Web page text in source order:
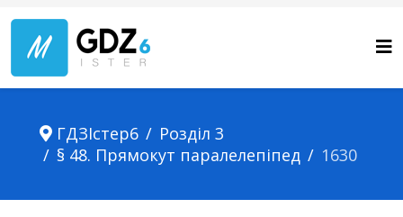
ГДЗІстер6
Розділ 3
§ 48. Прямокут паралелепіпед
1630